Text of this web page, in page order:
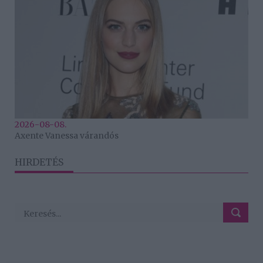
2026-08-08.
Axente Vanessa várandós
HIRDETÉS